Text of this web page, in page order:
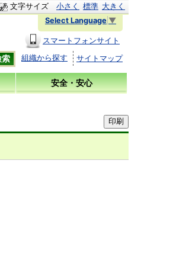
文字サイズ 小さく 標準 大きく
Select Language ▼
スマートフォンサイト
組織から探す
サイトマップ
安全・安心